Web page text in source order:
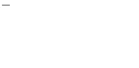
—